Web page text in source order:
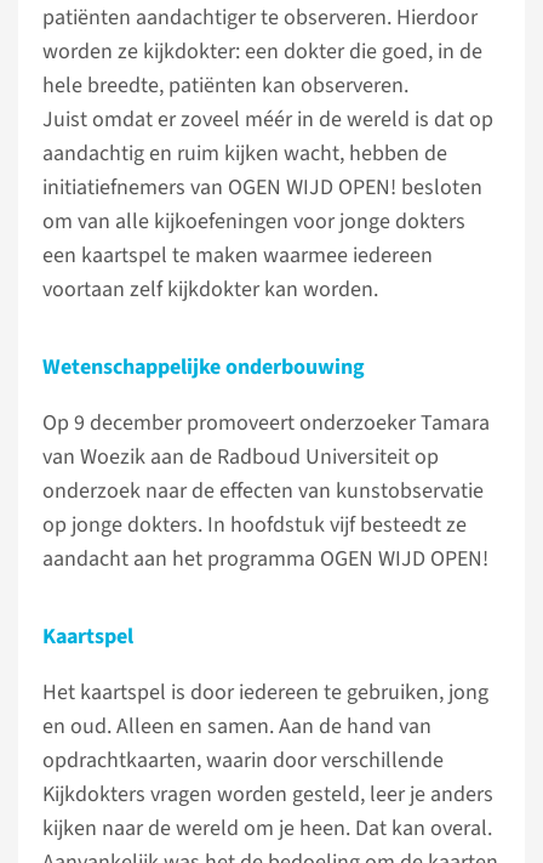
patiënten aandachtiger te observeren. Hierdoor
worden ze kijkdokter: een dokter die goed, in de
hele breedte, patiënten kan observeren.
Juist omdat er zoveel méér in de wereld is dat op
aandachtig en ruim kijken wacht, hebben de
initiatiefnemers van OGEN WIJD OPEN! besloten
om van alle kijkoefeningen voor jonge dokters
een kaartspel te maken waarmee iedereen
voortaan zelf kijkdokter kan worden.
Wetenschappelijke onderbouwing
Op 9 december promoveert onderzoeker Tamara
van Woezik aan de Radboud Universiteit op
onderzoek naar de effecten van kunstobservatie
op jonge dokters. In hoofdstuk vijf besteedt ze
aandacht aan het programma OGEN WIJD OPEN!
Kaartspel
Het kaartspel is door iedereen te gebruiken, jong
en oud. Alleen en samen. Aan de hand van
opdrachtkaarten, waarin door verschillende
Kijkdokters vragen worden gesteld, leer je anders
kijken naar de wereld om je heen. Dat kan overal.